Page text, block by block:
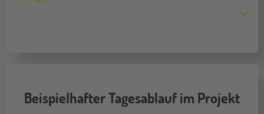
Beispielhafter Tagesablauf im Projekt